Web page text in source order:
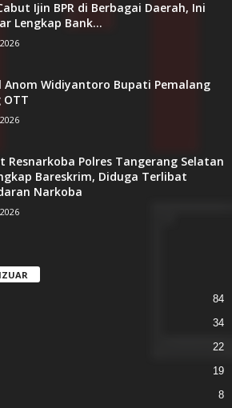
Ijin BPR di Berbagai Daerah, Ini
Lengkap Bank...
Anom Widiyantoro Bupati Pemalang
OTT
Resnarkoba Polres Tangerang Selatan
Bareskrim, Diduga Terlibat
Narkoba
84
34
22
19
8